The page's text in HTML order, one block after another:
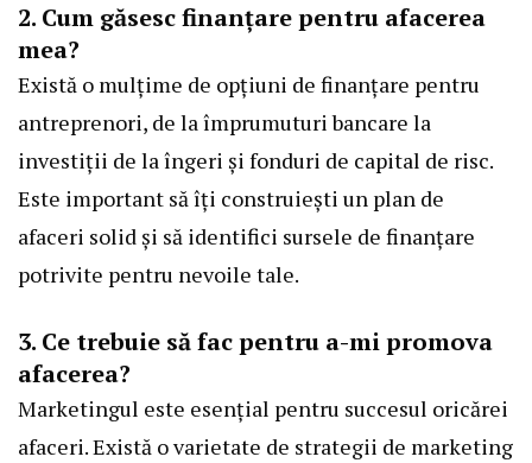
2. Cum găsesc finanțare pentru afacerea
mea?
Există o mulțime de opțiuni de finanțare pentru
antreprenori, de la împrumuturi bancare la
investiții de la îngeri și fonduri de capital de risc.
Este important să îți construiești un plan de
afaceri solid și să identifici sursele de finanțare
potrivite pentru nevoile tale.
3. Ce trebuie să fac pentru a-mi promova
afacerea?
Marketingul este esențial pentru succesul oricărei
afaceri. Există o varietate de strategii de marketing